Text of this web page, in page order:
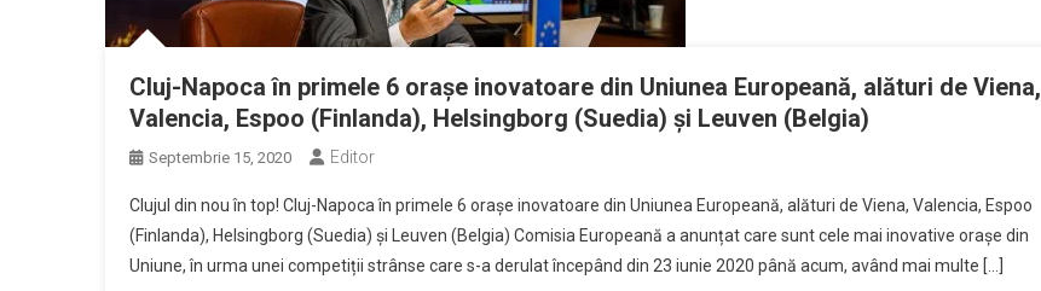
Cluj-Napoca în primele 6 orașe inovatoare din Uniunea Europeană, alături de Viena,
Valencia, Espoo (Finlanda), Helsingborg (Suedia) și Leuven (Belgia)
Septembrie 15, 2020 Editor
Clujul din nou în top! Cluj-Napoca în primele 6 orașe inovatoare din Uniunea Europeană, alături de Viena, Valencia, Espoo
(Finlanda), Helsingborg (Suedia) și Leuven (Belgia) Comisia Europeană a anunțat care sunt cele mai inovative orașe din
Uniune, în urma unei competiții strânse care s-a derulat începând din 23 iunie 2020 până acum, având mai multe […]